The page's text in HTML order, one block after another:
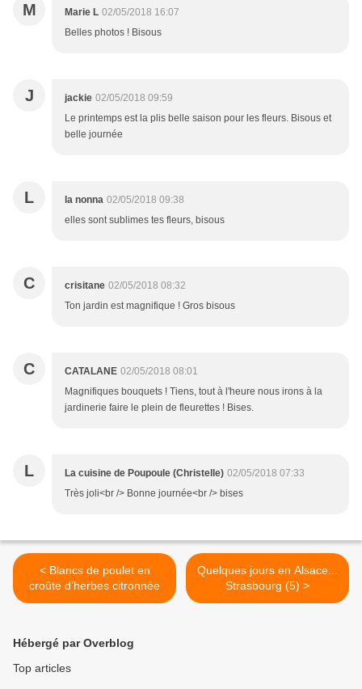
M Marie L 02/05/2018 16:07
Belles photos ! Bisous
J jackie 02/05/2018 09:59
Le printemps est la plis belle saison pour les fleurs. Bisous et
belle journée
L la nonna 02/05/2018 09:38
elles sont sublimes tes fleurs, bisous
C crisitane 02/05/2018 08:32
Ton jardin est magnifique ! Gros bisous
C CATALANE 02/05/2018 08:01
Magnifiques bouquets ! Tiens, tout à l'heure nous irons à la
jardinerie faire le plein de fleurettes ! Bises.
L La cuisine de Poupoule (Christelle) 02/05/2018 07:33
Très joli<br /> Bonne journée<br /> bises
< Blancs de poulet en
croûte d’herbes citronnée
Quelques jours en Alsace...
Strasbourg (5) >
Hébergé par Overblog
Top articles